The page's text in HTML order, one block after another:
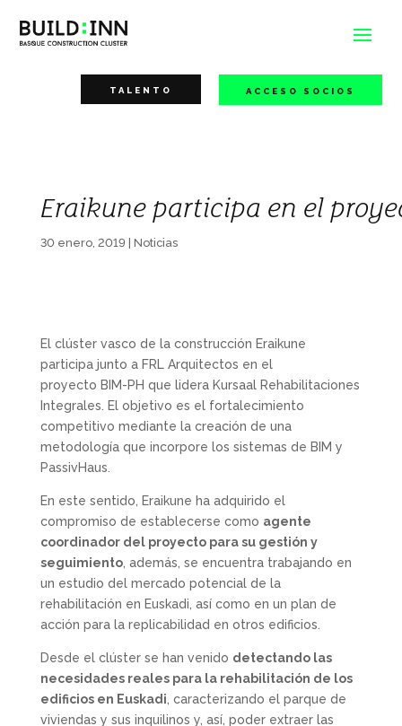
TALENTO ACCESO SOCIOS
Eraikune participa en el
30 enero, 2019 Noticias
El clúster vasco de la construcción Eraikune
participa junto a FRL Arquitectos en el
proyecto BIM-PH que lidera Kursaal Rehabilitaciones
Integrales. El objetivo es el fortalecimiento
competitivo mediante la creación de una
metodología que incorpore los sistemas de BIM y
PassivHaus.
En este sentido, Eraikune ha adquirido el
compromiso de establecerse como agente
coordinador del proyecto para su gestión y
seguimiento, además, se encuentra trabajando en
un estudio del mercado potencial de la
rehabilitación en Euskadi, así como en un plan de
acción para la replicabilidad en otros edificios.
Desde el clúster se han venido detectando las
necesidades reales para la rehabilitación de los
edificios en Euskadi , caracterizando el parque de
viviendas y sus inquilinos y, así, poder extraer las